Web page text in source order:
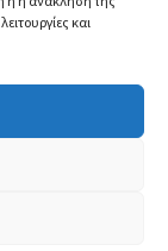
και
18:00 – 21:00